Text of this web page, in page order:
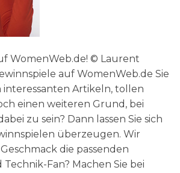
WomenWeb.de! © Laurent
auf WomenWeb.de Sie
Artikeln, tollen
einen weiteren Grund, bei
zu sein? Dann lassen Sie sich
überzeugen. Wir
die passenden
Technik-Fan? Machen Sie bei